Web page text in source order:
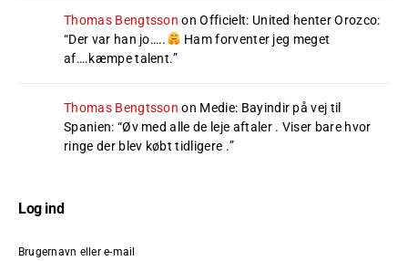
Thomas Bengtsson onOfficielt: United henter Orozco:
“Der var han jo…..
Ham forventer jeg meget
af….kæmpe talent.”
Thomas Bengtsson on Medie: Bayindir på vej til
Spanien: “Øv med alle de leje aftaler . Viser bare hvor
ringe der blev købt tidligere .”
Log ind
Brugernavn eller e-mail